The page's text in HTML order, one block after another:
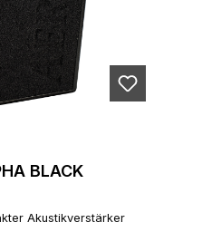
BLACK
Akustikverstärker